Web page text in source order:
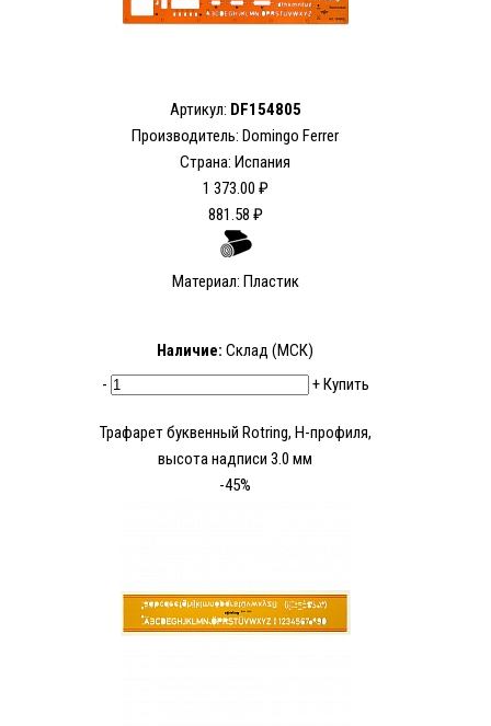
Артикул: DF154805
Производитель: Domingo Ferrer
Страна: Испания
1 373.00 ₽
881.58 ₽
Материал: Пластик
Наличие: Склад (МСК)
-
+Купить
Трафарет буквенный Rotring, Н-профиля,
высота надписи 3.0 мм
-45%